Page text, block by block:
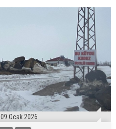
09 Ocak 2026